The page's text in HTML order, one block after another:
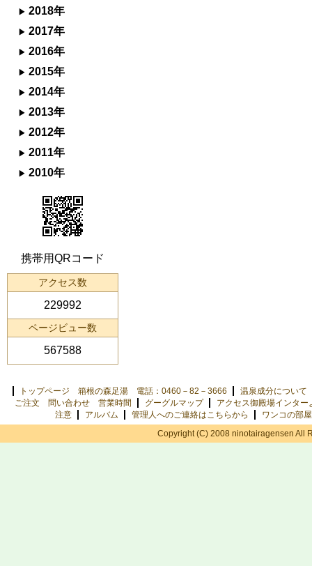
2018年
2017年
2016年
2015年
2014年
2013年
2012年
2011年
2010年
携帯用QRコード
アクセス数
229992
ページビュー数
567588
トップページ 箱根の森足湯 電話：0460－82－3666
温泉成分について
ご注文 問い合わせ 営業時間
グーグルマップ
アクセス御殿場インター
注意
アルバム 管理人へのご連絡はこちらから
ワンコの部屋
Copyright (C) 2008 ninotairagensen All